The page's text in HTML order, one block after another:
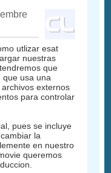
utlizar esat
nuestras
que
que usa una
externos
para controlar
pues se incluye
la
en nuestro
queremos